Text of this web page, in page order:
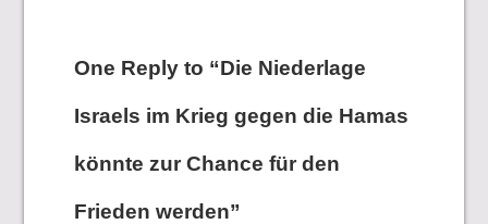
One Reply to “Die Niederlage
Israels im Krieg gegen die Hamas
könnte zur Chance für den
Frieden werden”